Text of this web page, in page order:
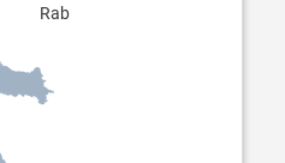
Rab